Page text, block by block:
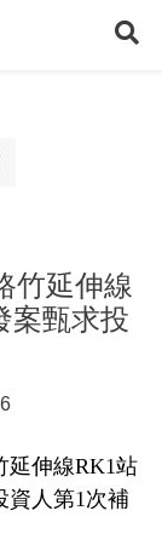
竹延伸線
案甄求投
延伸線RK1站
資人第1次補